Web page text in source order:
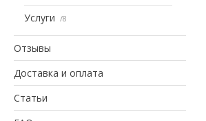
Услуги 8
Отзывы
Доставка и оплата
Статьи